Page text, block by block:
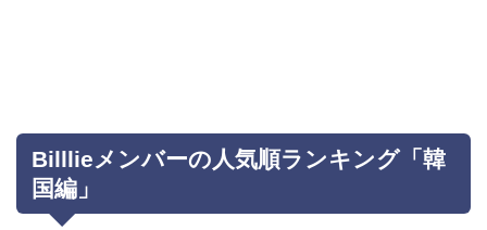
Billlieメンバーの人気順ランキング「韓
国編」